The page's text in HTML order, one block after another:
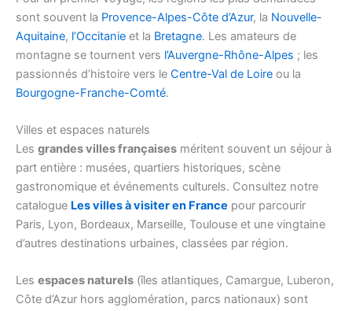
sont souvent la Provence-Alpes-Côte d’Azur, la Nouvelle-
Aquitaine, l’Occitanie et la Bretagne. Les amateurs de
montagne se tournent vers l’Auvergne-Rhône-Alpes ; les
passionnés d’histoire vers le Centre-Val de Loire ou la
Bourgogne-Franche-Comté.
Villes et espaces naturels
Les grandes villes françaises méritent souvent un séjour à
part entière : musées, quartiers historiques, scène
gastronomique et événements culturels. Consultez notre
catalogue Les villes à visiter en France pour parcourir
Paris, Lyon, Bordeaux, Marseille, Toulouse et une vingtaine
d’autres destinations urbaines, classées par région.
Les espaces naturels (îles atlantiques, Camargue, Luberon,
Côte d’Azur hors agglomération, parcs nationaux) sont